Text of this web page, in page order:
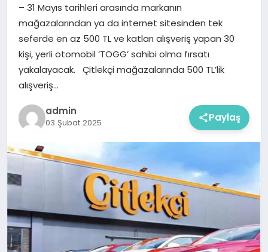
– 31 Mayıs tarihleri arasında markanın
mağazalarından ya da internet sitesinden tek
seferde en az 500 TL ve katları alışveriş yapan 30
kişi, yerli otomobil ‘TOGG’ sahibi olma fırsatı
yakalayacak. Çitlekçi mağazalarında 500 TL’lik
alışveriş…
admin
03 Şubat 2025 Paylaş